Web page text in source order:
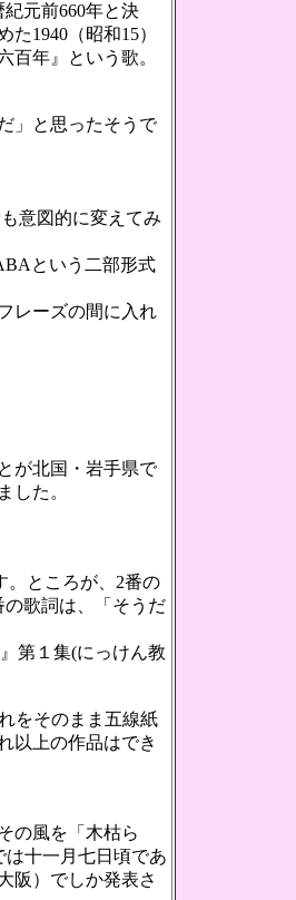
元前660年と決
1940（昭和15）
百年』という歌。
」と思ったそうで
意図的に変えてみ
という二部形式
レーズの間に入れ
が北国・岩手県で
した。
。ところが、2番の
歌詞は、「そうだ
第１集(にっけん教
をそのまま五線紙
以上の作品はでき
の風を「木枯ら
は十一月七日頃であ
阪）でしか発表さ